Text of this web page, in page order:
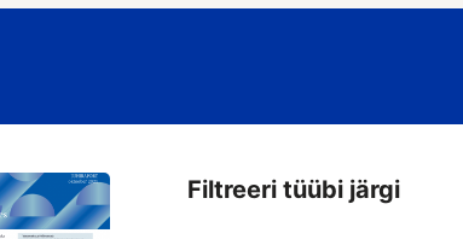
Filtreeri tüübi järgi